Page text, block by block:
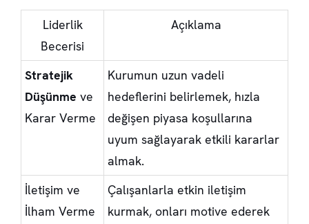
Liderlik
Becerisi
Açıklama
Stratejik
Düşünme ve
Karar Verme
Kurumun uzun vadeli
hedeflerini belirlemek, hızla
değişen piyasa koşullarına
uyum sağlayarak etkili kararlar
almak.
İletişim ve
İlham Verme
Çalışanlarla etkin iletişim
kurmak, onları motive ederek